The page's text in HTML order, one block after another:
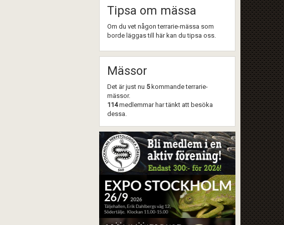
Tipsa om mässa
Om du vet någon terrarie-mässa som
borde läggas till här kan du tipsa oss.
Mässor
Det är just nu 5kommande terrarie-
mässor.
114medlemmar har tänkt att besöka
dessa.